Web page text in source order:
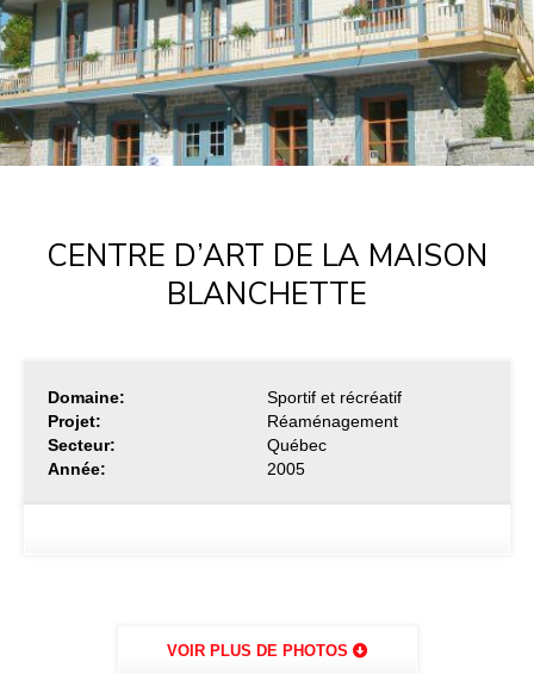
CENTRE D’ART DE LA MAISON
BLANCHETTE
Domaine:
Sportif et récréatif
Projet:
Réaménagement
Secteur:
Québec
Année:
2005
VOIR PLUS DE PHOTOS